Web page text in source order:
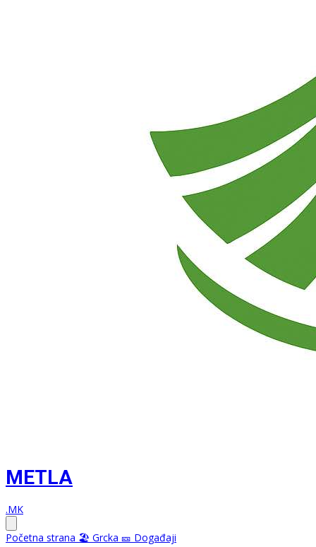
METLA
.MK
Početna strana 🏖️ Grcka 🎫 Događaji